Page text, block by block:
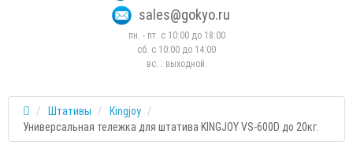
sales@gokyo.ru
пн. - пт. с 10:00 до 18:00
сб. c 10:00 до 14:00
вс. : выходной.
Штативы
Kingjoy
Универсальная тележка для штатива KINGJOY VS-600D до 20кг.